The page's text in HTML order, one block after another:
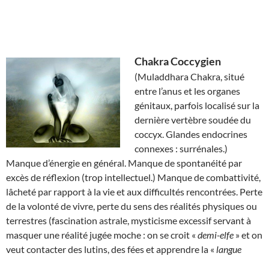
ChakraCoccygien
(Muladdhara Chakra, situé
entre l’anus et les organes
génitaux, parfois localisé sur la
dernière vertèbre soudée du
coccyx. Glandes endocrines
connexes : surrénales.)
Manque d’énergie en général. Manque de spontanéité par
excès de réflexion (trop intellectuel.) Manque de combattivité,
lâcheté par rapport à la vie et aux difficultés rencontrées. Perte
de la volonté de vivre, perte du sens des réalités physiques ou
terrestres (fascination astrale, mysticisme excessif servant à
masquer une réalité jugée moche : on se croit « demi-elfe » et on
veut contacter des lutins, des fées et apprendre la « langue